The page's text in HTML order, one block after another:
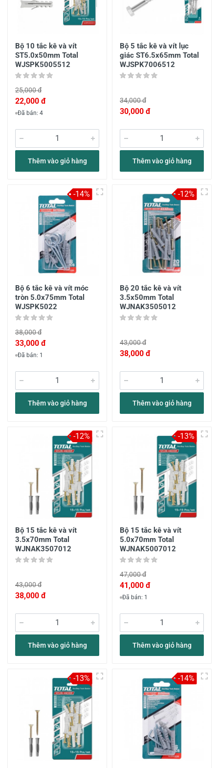
Bộ 10 tắc kê và vít
ST5.0x50mm Total
WJSPK5005512
25,000 đ
22,000 đ
Đã bán: 4
Thêm vào giỏ hàng
Bộ 5 tắc kê và vít lục
giác ST6.5x65mm Total
WJSPK7006512
34,000 đ
30,000 đ
Thêm vào giỏ hàng
Bộ 6 tắc kê và vít móc
tròn 5.0x75mm Total
WJSPK5022
38,000 đ
33,000 đ
Đã bán: 1
Thêm vào giỏ hàng
-14%
Bộ 20 tắc kê và vít
3.5x50mm Total
WJNAK3505012
43,000 đ
38,000 đ
Thêm vào giỏ hàng
-12%
Bộ 15 tắc kê và vít
3.5x70mm Total
WJNAK3507012
43,000 đ
38,000 đ
Thêm vào giỏ hàng
-12%
Bộ 15 tắc kê và vít
5.0x70mm Total
WJNAK5007012
47,000 đ
41,000 đ
Đã bán: 1
Thêm vào giỏ hàng
-13%
-13% -14%